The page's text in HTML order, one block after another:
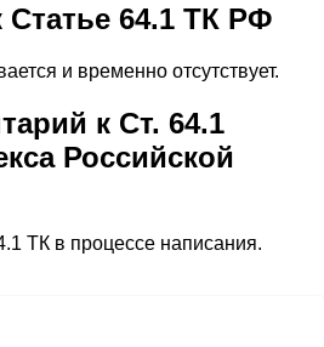
64.1 ТК РФ
и временно отсутствует.
к Ст. 64.1
Российской
ТК в процессе написания.